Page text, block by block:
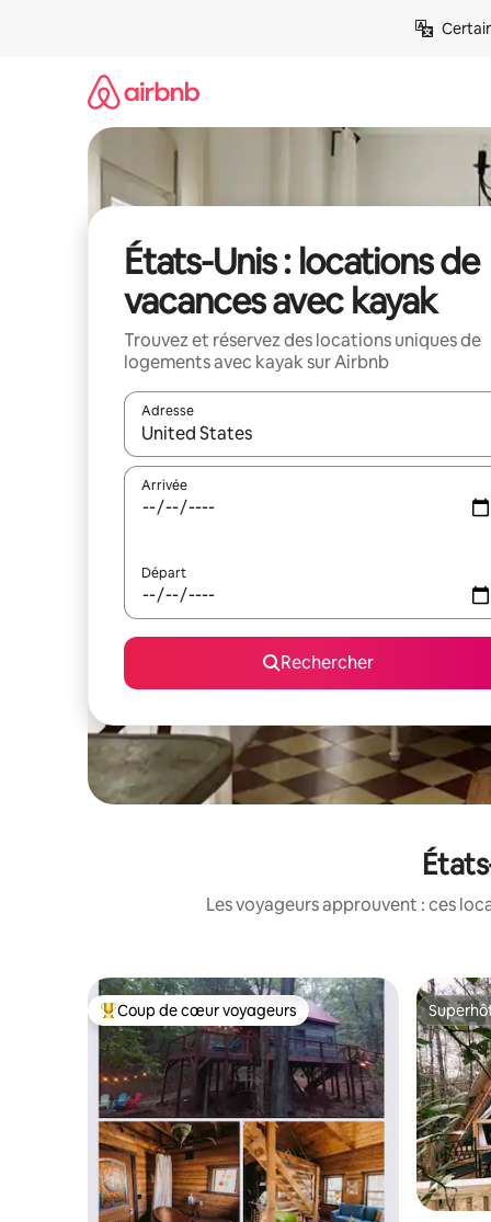
États-Unis : locations de
vacances avec kayak
Trouvez et réservez des locations uniques de
logements avec kayak sur Airbnb
Adresse
Lorsque les résultats s'affichent, utilisez les
Arrivée
Départ
Rechercher
Les voyageurs approuvent : ces
Coups de cœur voyageurs les plus appréciés
Coup de cœur voyageurs